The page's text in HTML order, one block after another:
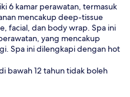
6 kamar perawatan, termasuk
mencakup deep-tissue
facial, dan body wrap. Spa ini
yang mencakup
Spa ini dilengkapi dengan hot
bawah 12 tahun tidak boleh